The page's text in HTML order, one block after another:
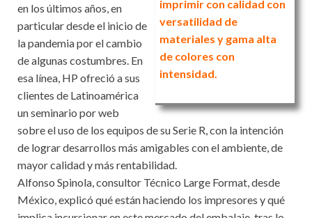
imprimir con calidad con
versatilidad de
materiales y gama alta
de colores con
intensidad.
en los últimos años, en
particular desde el inicio de
la pandemia por el cambio
de algunas costumbres. En
esa línea, HP ofreció a sus
clientes de Latinoamérica
un seminario por web
sobre el uso de los equipos de su Serie R, con la intención
de lograr desarrollos más amigables con el ambiente, de
mayor calidad y más rentabilidad.
Alfonso Spinola, consultor Técnico Large Format, desde
México, explicó qué están haciendo los impresores y qué